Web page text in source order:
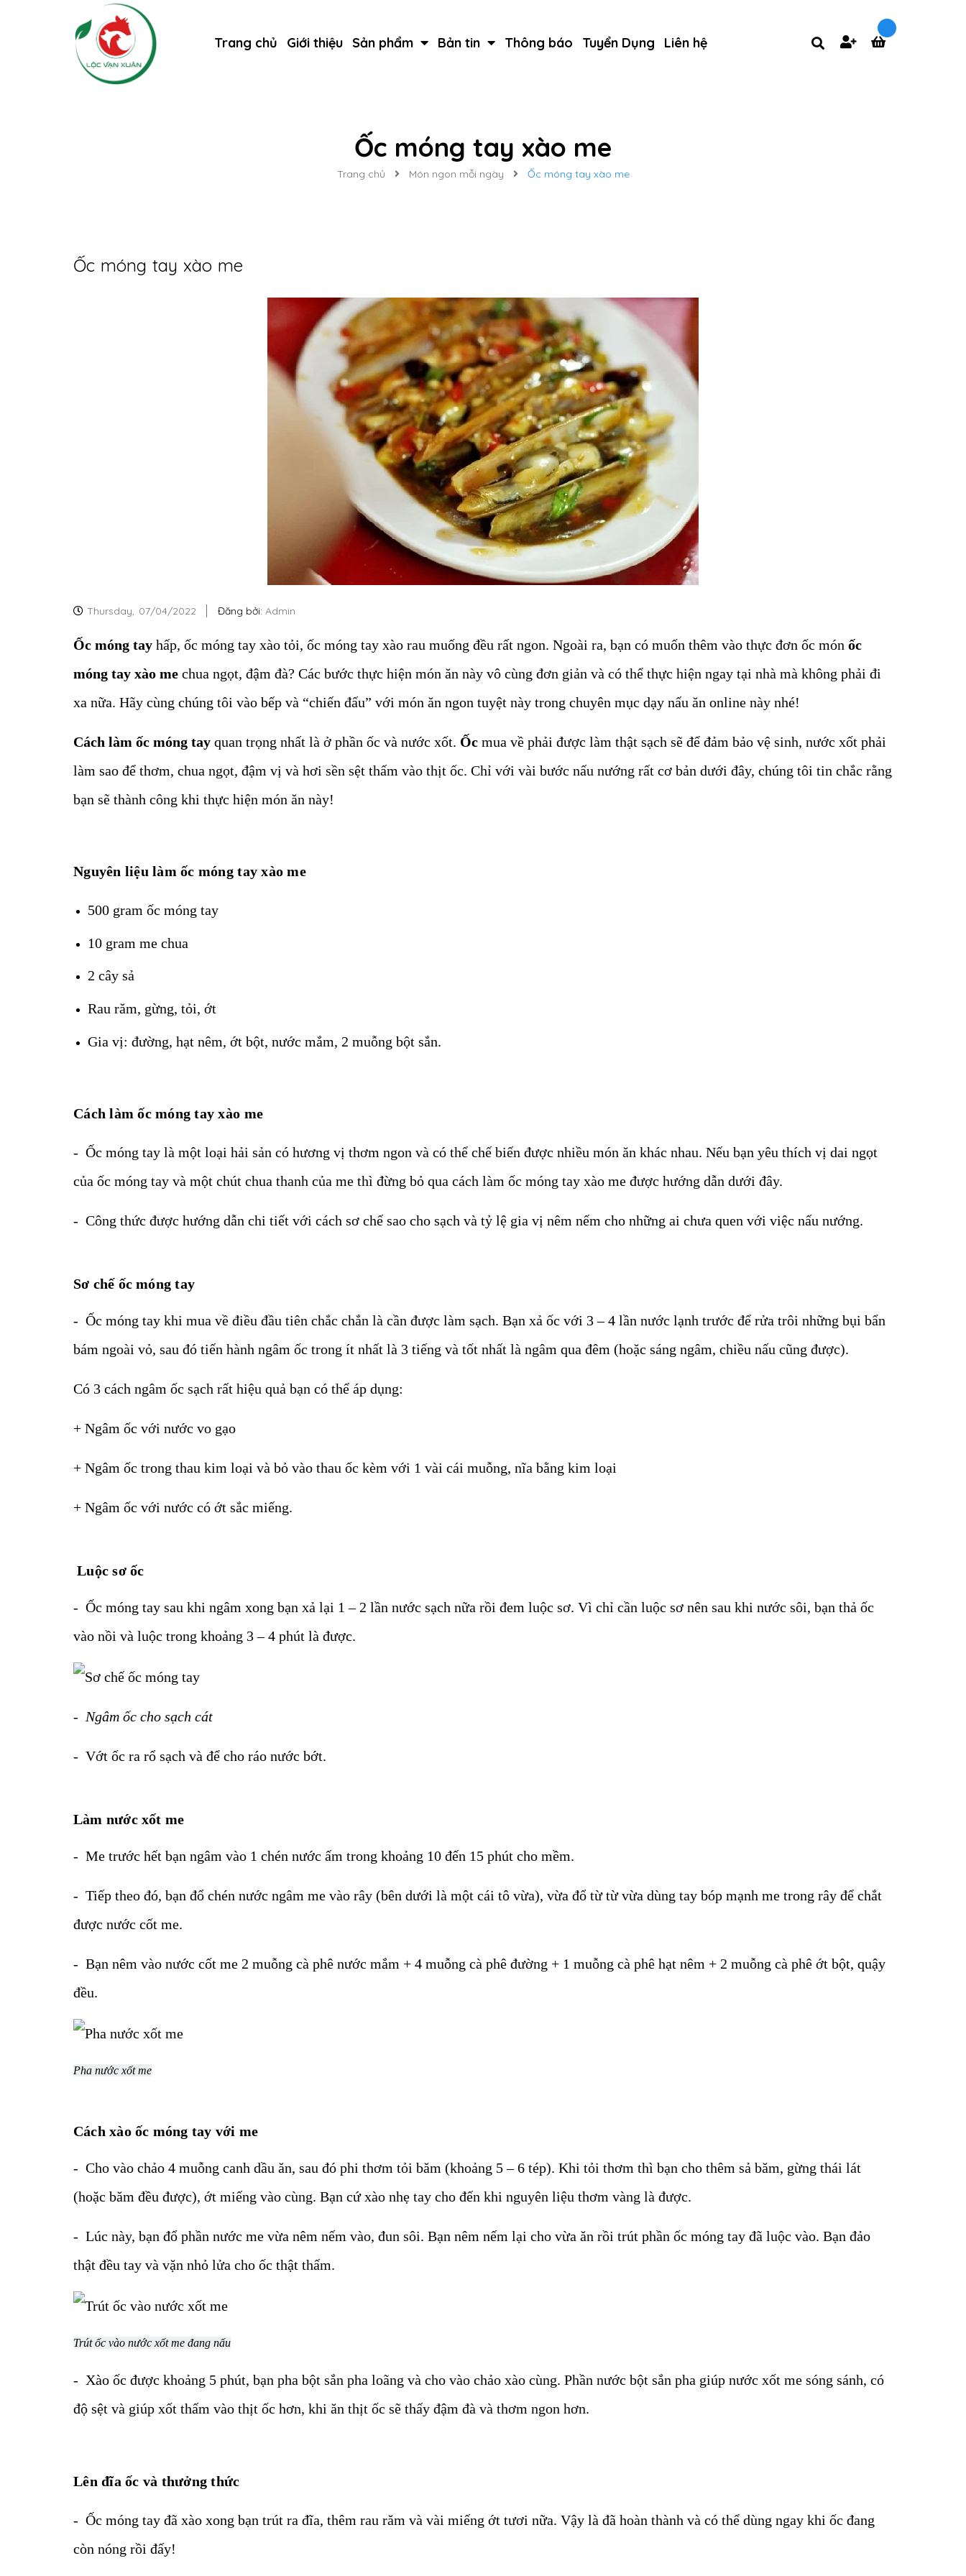
Trang chủ Giới thiệu Sản phẩm Bản tin Thông báo Tuyển Dụng Liên hệ
Ốc móng tay xào me
Trang chủ Món ngon mỗi ngày Ốc móng tay xào me
Ốc móng tay xào me
Thursday, 07/04/2022 Đăng bởi: Admin
Ốc móng tay hấp, ốc móng tay xào tỏi, ốc móng tay xào rau muống đều rất ngon. Ngoài ra, bạn có muốn thêm vào thực đơn ốc món ốc
móng tay xào me chua ngọt, đậm đà? Các bước thực hiện món ăn này vô cùng đơn giản và có thể thực hiện ngay tại nhà mà không phải đi
xa nữa. Hãy cùng chúng tôi vào bếp và “chiến đấu” với món ăn ngon tuyệt này trong chuyên mục dạy nấu ăn online này nhé!
Cách làm ốc móng tay quan trọng nhất là ở phần ốc và nước xốt. Ốc mua về phải được làm thật sạch sẽ để đảm bảo vệ sinh, nước xốt phải
làm sao để thơm, chua ngọt, đậm vị và hơi sền sệt thấm vào thịt ốc. Chỉ với vài bước nấu nướng rất cơ bản dưới đây, chúng tôi tin chắc rằng
bạn sẽ thành công khi thực hiện món ăn này!
Nguyên liệu làm ốc móng tay xào me
500 gram ốc móng tay
10 gram me chua
2 cây sả
Rau răm, gừng, tỏi, ớt
Gia vị: đường, hạt nêm, ớt bột, nước mắm, 2 muỗng bột sắn.
Cách làm ốc móng tay xào me
- Ốc móng tay là một loại hải sản có hương vị thơm ngon và có thể chế biến được nhiều món ăn khác nhau. Nếu bạn yêu thích vị dai ngọt
của ốc móng tay và một chút chua thanh của me thì đừng bỏ qua cách làm ốc móng tay xào me được hướng dẫn dưới đây.
- Công thức được hướng dẫn chi tiết với cách sơ chế sao cho sạch và tỷ lệ gia vị nêm nếm cho những ai chưa quen với việc nấu nướng.
Sơ chế ốc móng tay
- Ốc móng tay khi mua về điều đầu tiên chắc chắn là cần được làm sạch. Bạn xả ốc với 3 – 4 lần nước lạnh trước để rửa trôi những bụi bẩn
bám ngoài vỏ, sau đó tiến hành ngâm ốc trong ít nhất là 3 tiếng và tốt nhất là ngâm qua đêm (hoặc sáng ngâm, chiều nấu cũng được).
Có 3 cách ngâm ốc sạch rất hiệu quả bạn có thể áp dụng:
+ Ngâm ốc với nước vo gạo
+ Ngâm ốc trong thau kim loại và bỏ vào thau ốc kèm với 1 vài cái muỗng, nĩa bằng kim loại
+ Ngâm ốc với nước có ớt sắc miếng.
Luộc sơ ốc
- Ốc móng tay sau khi ngâm xong bạn xả lại 1 – 2 lần nước sạch nữa rồi đem luộc sơ. Vì chỉ cần luộc sơ nên sau khi nước sôi, bạn thả ốc
vào nồi và luộc trong khoảng 3 – 4 phút là được.
- Ngâm ốc cho sạch cát
- Vớt ốc ra rổ sạch và để cho ráo nước bớt.
Làm nước xốt me
- Me trước hết bạn ngâm vào 1 chén nước ấm trong khoảng 10 đến 15 phút cho mềm.
- Tiếp theo đó, bạn đổ chén nước ngâm me vào rây (bên dưới là một cái tô vừa), vừa đổ từ từ vừa dùng tay bóp mạnh me trong rây để chắt
được nước cốt me.
- Bạn nêm vào nước cốt me 2 muỗng cà phê nước mắm + 4 muỗng cà phê đường + 1 muỗng cà phê hạt nêm + 2 muỗng cà phê ớt bột, quậy
đều.
Pha nước xốt me
Cách xào ốc móng tay với me
- Cho vào chảo 4 muỗng canh dầu ăn, sau đó phi thơm tỏi băm (khoảng 5 – 6 tép). Khi tỏi thơm thì bạn cho thêm sả băm, gừng thái lát
(hoặc băm đều được), ớt miếng vào cùng. Bạn cứ xào nhẹ tay cho đến khi nguyên liệu thơm vàng là được.
- Lúc này, bạn đổ phần nước me vừa nêm nếm vào, đun sôi. Bạn nêm nếm lại cho vừa ăn rồi trút phần ốc móng tay đã luộc vào. Bạn đảo
thật đều tay và vặn nhỏ lửa cho ốc thật thấm.
Trút ốc vào nước xốt me đang nấu
- Xào ốc được khoảng 5 phút, bạn pha bột sắn pha loãng và cho vào chảo xào cùng. Phần nước bột sắn pha giúp nước xốt me sóng sánh, có
độ sệt và giúp xốt thấm vào thịt ốc hơn, khi ăn thịt ốc sẽ thấy đậm đà và thơm ngon hơn.
Lên đĩa ốc và thưởng thức
- Ốc móng tay đã xào xong bạn trút ra đĩa, thêm rau răm và vài miếng ớt tươi nữa. Vậy là đã hoàn thành và có thể dùng ngay khi ốc đang
còn nóng rồi đấy!